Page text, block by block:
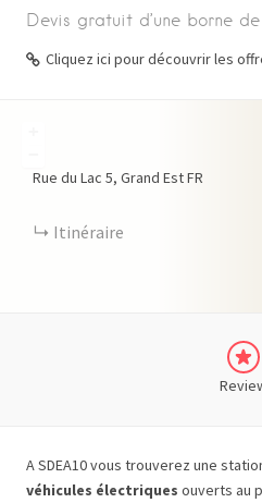
Devis gratuit d’une borne
Cliquez ici pour découvrir les
Rue du Lac 5 Grand EstFR
Itinéraire
A SDEA10 vous trouverez une
véhicules électriques ouverts au